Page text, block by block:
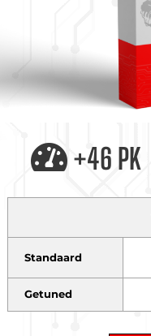
+46 PK
Standaard
Getuned